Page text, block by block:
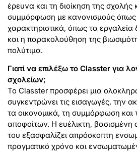
έρευνα και τη διοίκηση της σχολής
συμμόρφωση με κανονισμούς όπως
χαρακτηριστικά, όπως τα
και η παρακολούθηση της
πολύτιμα.
Γιατί να επιλέξω το Classter για
σχολείων;
Το Classter προσφέρει μια
συγκεντρώνει τις εισαγωγές, την
τα οικονομικά, τη συμμόρφωση και
αποφοίτων. Η ευέλικτη,
του εξασφαλίζει απρόσκοπτη
πραγματικό χρόνο και